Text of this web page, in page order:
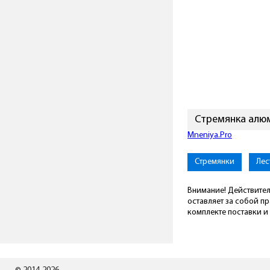
Стремянка
Mneniya.Pro
Стремянки
Внимание!
оставляет за собой
комплекте поставки